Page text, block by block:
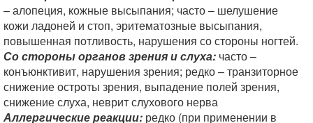
– алопеция, кожные высыпания; часто – шелушение
кожи ладоней и стоп, эритематозные высыпания,
повышенная потливость, нарушения со стороны ногтей.
Со стороны органов зрения и слуха: часто –
конъюнктивит, нарушения зрения; редко – транзиторное
снижение остроты зрения, выпадение полей зрения,
снижение слуха, неврит слухового нерва
Аллергические реакции: редко (при применении в